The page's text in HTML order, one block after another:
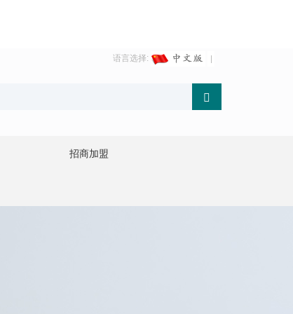
语言选择:
招商加盟